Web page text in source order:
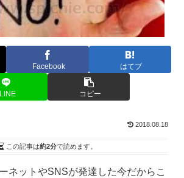
Facebook はてブ
LINE コピー
2018.08.18
この記事は約2分で読めます。
ネットやSNSが発達した今だからこ